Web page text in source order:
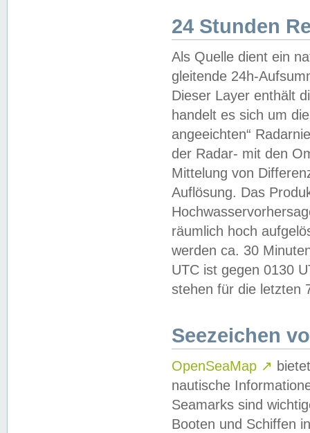
24 Stunden
Als Quelle dient ein
gleitende 24h-
Dieser Layer enthält
handelt es sich um
angeeichten“
der Radar- mit den
Mittelung von
Auflösung. Das
räumlich hoch
werden ca. 30
UTC ist gegen 0130
stehen für die letzten
Seezeichen
OpenSeaMap ↗
nautische
Seamarks sind
Booten und Schiffen